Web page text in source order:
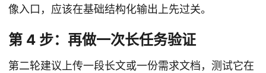
像入口，应该在基础结构化输出上先过关。
第 4 步：再做一次长任务验证
第二轮建议上传一段长文或一份需求文档，测试它在